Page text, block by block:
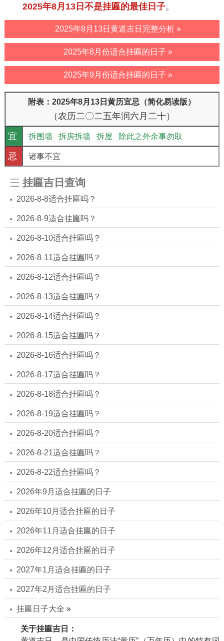
2025年8月13日不是挂匾的最佳日子。
2025年8月13日黄道吉日完整分析 »
2025年8月份适合挂匾的日子 »
2025年9月份适合挂匾的日子 »
附表：2025年8月13日黄历宜忌（简化易读版）
（农历二〇二五年润六月二十）
宜
拆围墙 拆房拆墙 拆屋
除此之外余事勿取
忌
诸事不宜
挂匾吉日查询
2026-8-8适合挂匾吗？
2026-8-9适合挂匾吗？
2026-8-10适合挂匾吗？
2026-8-11适合挂匾吗？
2026-8-12适合挂匾吗？
2026-8-13适合挂匾吗？
2026-8-14适合挂匾吗？
2026-8-15适合挂匾吗？
2026-8-16适合挂匾吗？
2026-8-17适合挂匾吗？
2026-8-18适合挂匾吗？
2026-8-19适合挂匾吗？
2026-8-20适合挂匾吗？
2026-8-21适合挂匾吗？
2026-8-22适合挂匾吗？
2026年9月适合挂匾的日子
2026年10月适合挂匾的日子
2026年11月适合挂匾的日子
2026年12月适合挂匾的日子
2027年1月适合挂匾的日子
2027年2月适合挂匾的日子
挂匾日子大全 »
关于挂匾吉日：